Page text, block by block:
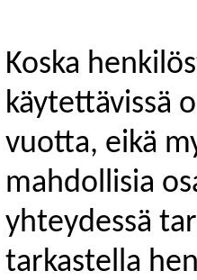
Koska
käytettävissä
vuotta, eikä
mahdollisia
yhteydessä
tarkastella